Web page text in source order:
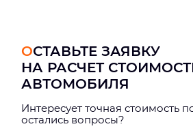
ОСТАВЬТЕ ЗАЯВКУ
НА РАСЧЕТ
АВТОМОБИЛЯ
Интерeсует точная стоимость
остались вопросы?